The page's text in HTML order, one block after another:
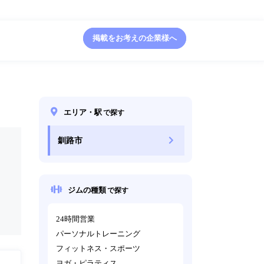
掲載をお考えの企業様へ
エリア・駅で探す
釧路市
ジムの種類で探す
24時間営業
パーソナルトレーニング
フィットネス・スポーツ